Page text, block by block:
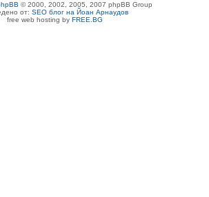
© 2000, 2002, 2005, 2007 phpBB Group
от: SEO блог на Йоан Арнаудов
free web hosting by FREE.BG